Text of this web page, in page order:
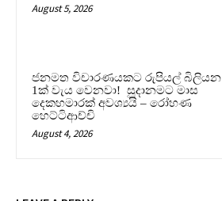
August 5, 2026
ජනමත විචාරණයකට රුපියල් බිලියන
1ක් වැය වෙනවා! සූදානමට මාස
දෙකහමාරක් අවශ්‍යයි – රෝහණ
හෙට්ටිආච්චි
August 4, 2026